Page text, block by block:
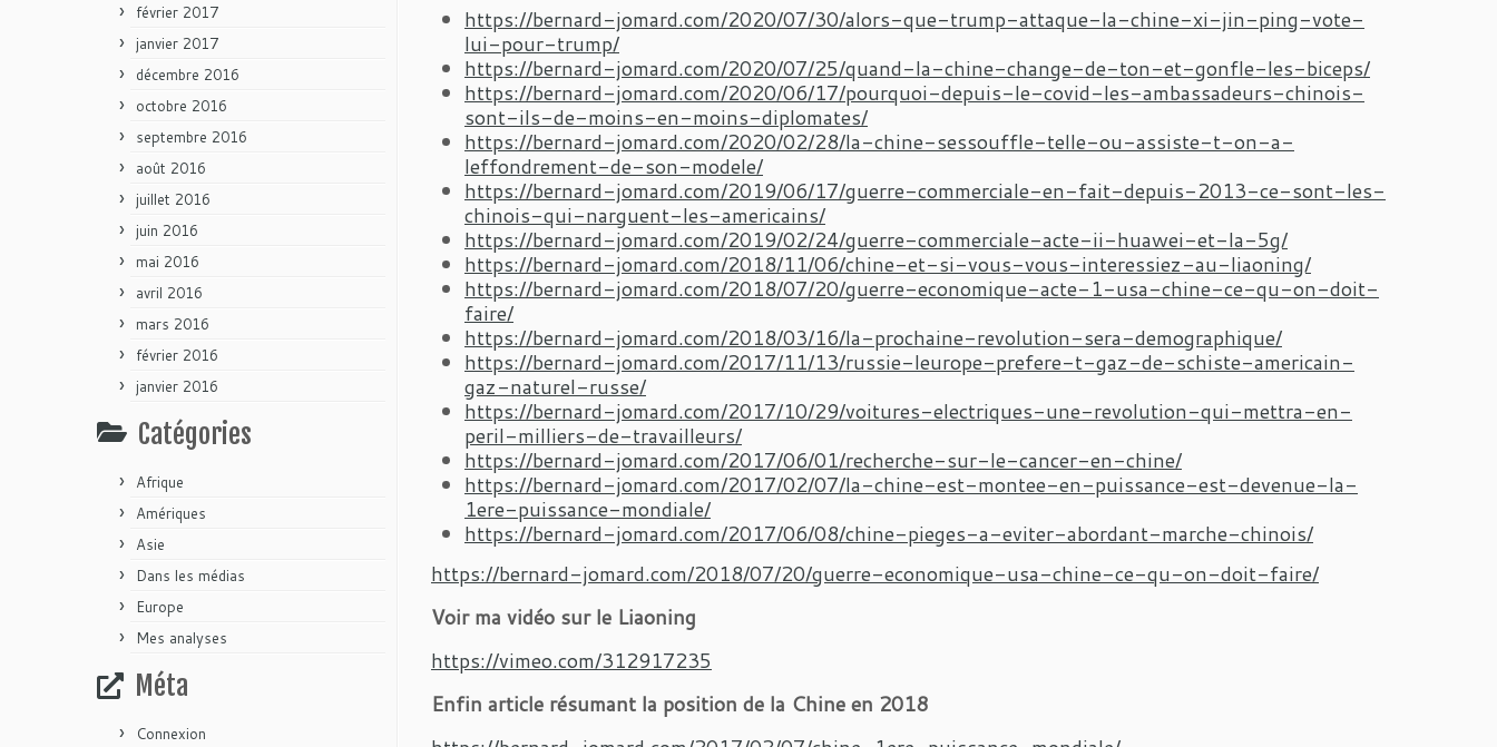
février 2017
janvier 2017
décembre 2016
octobre 2016
septembre 2016
août 2016
juillet 2016
juin 2016
mai 2016
avril 2016
mars 2016
février 2016
janvier 2016
Catégories
Afrique
Amériques
Asie
Dans les médias
Europe
Mes analyses
Méta
Connexion
https://bernard-jomard.com/2020/07/30/alors-que-trump-attaque-la-chine-xi-jin-ping-vote-
lui-pour-trump/
https://bernard-jomard.com/2020/07/25/quand-la-chine-change-de-ton-et-gonfle-les-biceps/
https://bernard-jomard.com/2020/06/17/pourquoi-depuis-le-covid-les-ambassadeurs-chinois-
sont-ils-de-moins-en-moins-diplomates/
https://bernard-jomard.com/2020/02/28/la-chine-sessouffle-telle-ou-assiste-t-on-a-
leffondrement-de-son-modele/
https://bernard-jomard.com/2019/06/17/guerre-commerciale-en-fait-depuis-2013-ce-sont-les-
chinois-qui-narguent-les-americains/
https://bernard-jomard.com/2019/02/24/guerre-commerciale-acte-ii-huawei-et-la-5g/
https://bernard-jomard.com/2018/11/06/chine-et-si-vous-vous-interessiez-au-liaoning/
https://bernard-jomard.com/2018/07/20/guerre-economique-acte-1-usa-chine-ce-qu-on-doit-
faire/
https://bernard-jomard.com/2018/03/16/la-prochaine-revolution-sera-demographique/
https://bernard-jomard.com/2017/11/13/russie-leurope-prefere-t-gaz-de-schiste-americain-
gaz-naturel-russe/
https://bernard-jomard.com/2017/10/29/voitures-electriques-une-revolution-qui-mettra-en-
peril-milliers-de-travailleurs/
https://bernard-jomard.com/2017/06/01/recherche-sur-le-cancer-en-chine/
https://bernard-jomard.com/2017/02/07/la-chine-est-montee-en-puissance-est-devenue-la-
1ere-puissance-mondiale/
https://bernard-jomard.com/2017/06/08/chine-pieges-a-eviter-abordant-marche-chinois/
https://bernard-jomard.com/2018/07/20/guerre-economique-usa-chine-ce-qu-on-doit-faire/
Voir ma vidéo sur le Liaoning
https://vimeo.com/312917235
Enfin article résumant la position de la Chine en 2018